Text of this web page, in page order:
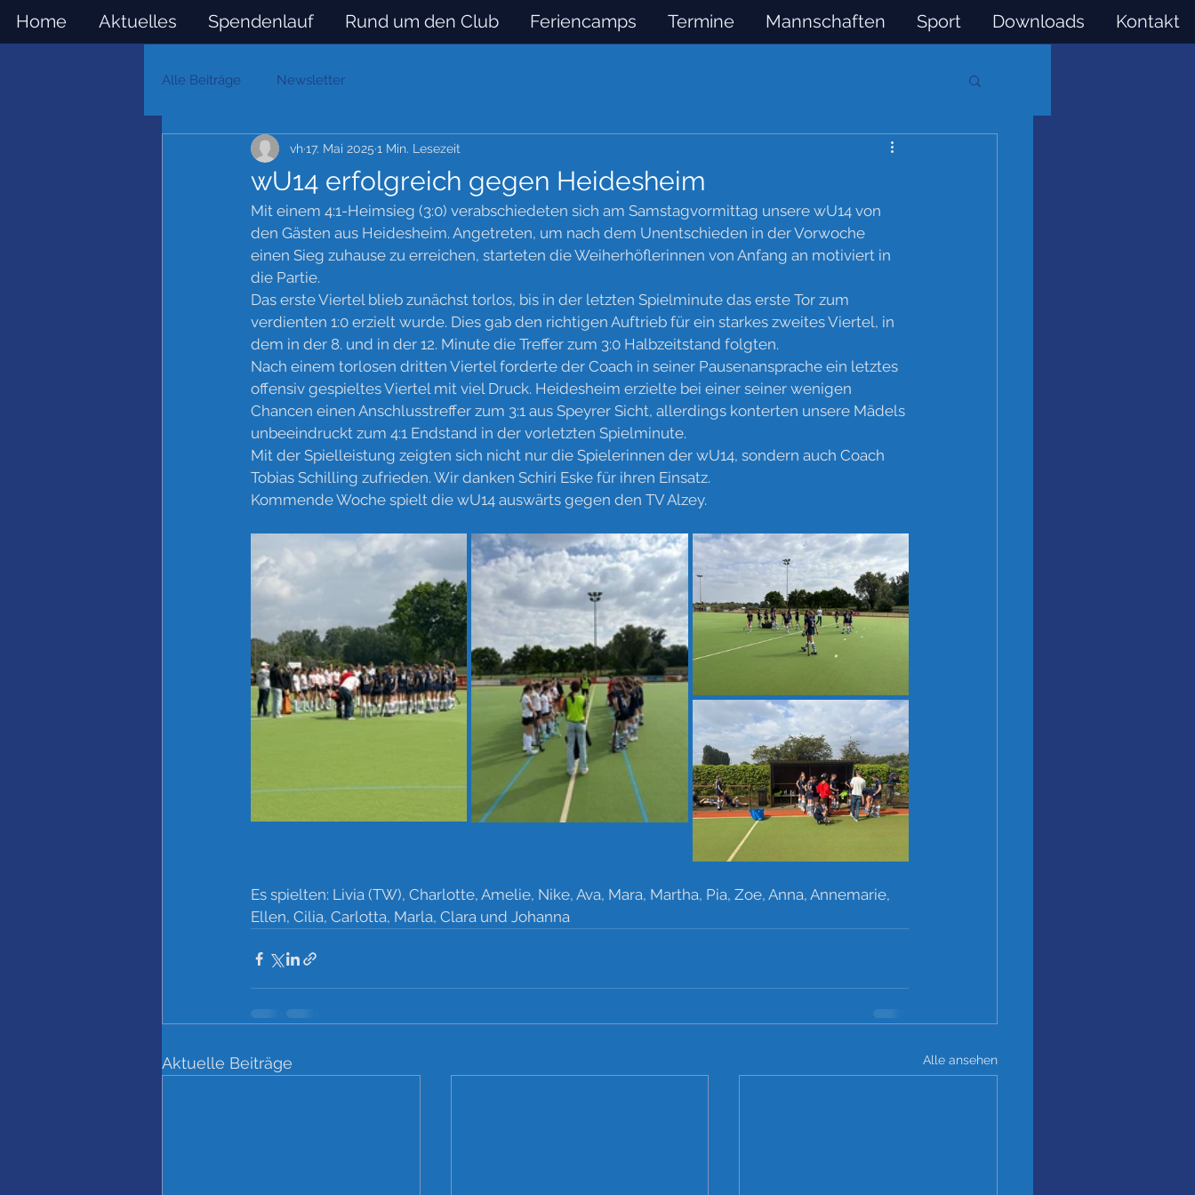
Home Aktuelles Spendenlauf Rund um den Club Feriencamps Termine Mannschaften Sport Downloads Kontakt
Alle Beiträge Newsletter
wU14 erfolgreich gegen Heidesheim
vh17. Mai 2025 1 Min. Lesezeit
Mit einem 4:1-Heimsieg (3:0) verabschiedeten sich am Samstagvormittag unsere wU14 von
den Gästen aus Heidesheim. Angetreten, um nach dem Unentschieden in der Vorwoche
einen Sieg zuhause zu erreichen, starteten die Weiherhöflerinnen von Anfang an motiviert in
die Partie.
Das erste Viertel blieb zunächst torlos, bis in der letzten Spielminute das erste Tor zum
verdienten 1:0 erzielt wurde. Dies gab den richtigen Auftrieb für ein starkes zweites Viertel, in
dem in der 8. und in der 12. Minute die Treffer zum 3:0 Halbzeitstand folgten.
Nach einem torlosen dritten Viertel forderte der Coach in seiner Pausenansprache ein letztes
offensiv gespieltes Viertel mit viel Druck. Heidesheim erzielte bei einer seiner wenigen
Chancen einen Anschlusstreffer zum 3:1 aus Speyrer Sicht, allerdings konterten unsere Mädels
unbeeindruckt zum 4:1 Endstand in der vorletzten Spielminute.
Mit der Spielleistung zeigten sich nicht nur die Spielerinnen der wU14, sondern auch Coach
Tobias Schilling zufrieden. Wir danken Schiri Eske für ihren Einsatz.
Kommende Woche spielt die wU14 auswärts gegen den TV Alzey.
Es spielten: Livia (TW), Charlotte, Amelie, Nike, Ava, Mara, Martha, Pia, Zoe, Anna, Annemarie,
Ellen, Cilia, Carlotta, Marla, Clara und Johanna
Aktuelle Beiträge Alle ansehen